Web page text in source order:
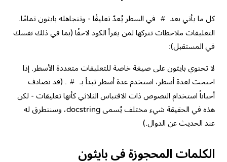
كل ما يأتي بعد #
في السطر يُعدّ تعليقًا - وتتجاهله بايثون تمامًا.
التعليقات ملاحظات تتركها لمن يقرأ الكود لاحقًا (بما في ذلك نفسك
في المستقبل):
لا تحتوي بايثون على صيغة خاصة للتعليقات متعددة الأسطر. إذا
احتجت لعدة أسطر، استخدم عدة أسطر تبدأ بـ # . (قد تصادف
أحياناً استخدام النصوص ذات الاقتباس الثلاثي كأنها تعليقات - لكن
هذه في الحقيقة شيء مختلف يُسمى docstring، وسنتطرق له
عند الحديث عن الدوال.)
الكلمات المحجوزة في بايثون